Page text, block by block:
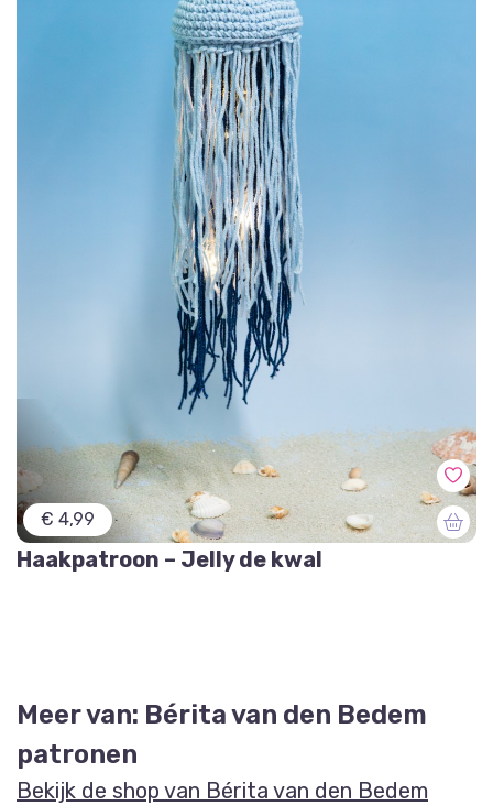
€ 4,99
Haakpatroon – Jelly de kwal
Meer van: Bérita van den Bedem
patronen
Bekijk de shop van Bérita van den Bedem